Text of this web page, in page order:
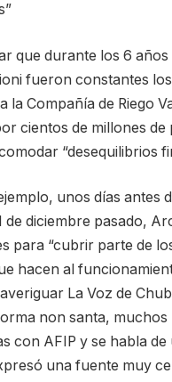
que durante los 6 años
fueron constantes
la Compañía de Riego
cientos de millones de
“desequilibrios
unos días antes
de diciembre pasado,
para “cubrir parte de
hacen al
La Voz de
non santa, muchos
con AFIP y se habla
una fuente muy